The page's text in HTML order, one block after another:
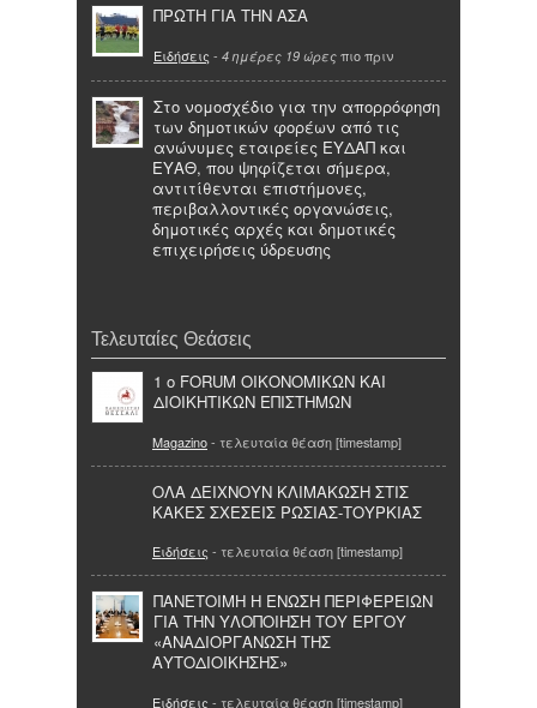
ΠΡΩΤΗ ΓΙΑ ΤΗΝ ΑΣΑ
Ειδήσεις - 4 ημέρες 19 ώρες πιο πριν
Στο νομοσχέδιο για την απορρόφηση
των δημοτικών φορέων από τις
ανώνυμες εταιρείες ΕΥΔΑΠ και
ΕΥΑΘ, που ψηφίζεται σήμερα,
αντιτίθενται επιστήμονες,
περιβαλλοντικές οργανώσεις,
δημοτικές αρχές και δημοτικές
επιχειρήσεις ύδρευσης
Τελευταίες Θεάσεις
1 ο FORUM ΟΙΚΟΝΟΜΙΚΩΝ ΚΑΙ
ΔΙΟΙΚΗΤΙΚΩΝ ΕΠΙΣΤΗΜΩΝ
Magazino- τελευταία θέαση [timestamp]
ΟΛΑ ΔΕΙΧΝΟΥΝ ΚΛΙΜΑΚΩΣΗ ΣΤΙΣ
ΚΑΚΕΣ ΣΧΕΣΕΙΣ ΡΩΣΙΑΣ-ΤΟΥΡΚΙΑΣ
Ειδήσεις - τελευταία θέαση [timestamp]
ΠΑΝΕΤΟΙΜΗ Η ΕΝΩΣΗ ΠΕΡΙΦΕΡΕΙΩΝ
ΓΙΑ ΤΗΝ ΥΛΟΠΟΙΗΣΗ ΤΟΥ ΕΡΓΟΥ
«ΑΝΑΔΙΟΡΓΑΝΩΣΗ ΤΗΣ
ΑΥΤΟΔΙΟΙΚΗΣΗΣ»
Ειδήσεις - τελευταία θέαση [timestamp]